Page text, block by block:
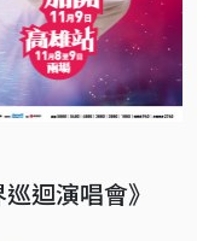
迴演唱會》